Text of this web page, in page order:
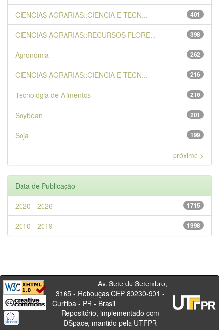
401
CIENCIAS AGRARIAS::CIENCIA E TECN...
398
CIENCIAS AGRARIAS::RECURSOS FLORE...
262
Agronomia
216
CIENCIAS AGRARIAS::CIENCIA E TECN...
216
Tecnologia de Alimentos
201
Soybean
199
Soja
próximo >
Data de Publicação
1715
2020 - 2026
1998
2010 - 2019
Av. Sete de Setembro,
3165 - Rebouças CEP 80230-901 -
Curitiba - PR - Brasil
Repositório, implementado com
DSpace, mantido pela UTFPR